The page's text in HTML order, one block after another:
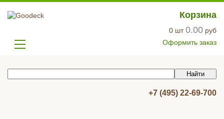
Корзина
0 шт0.00 руб
Оформить заказ
+7 (495) 22-69-700